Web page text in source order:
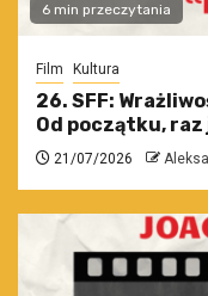
6 min przeczytania
Film Kultura
26. SFF:
Od początku,
21/07/2026